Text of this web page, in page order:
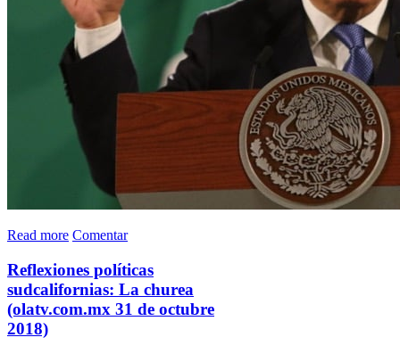
Read more Comentar
Reflexiones políticas
sudcalifornias: La churea
(olatv.com.mx 31 de octubre
2018)